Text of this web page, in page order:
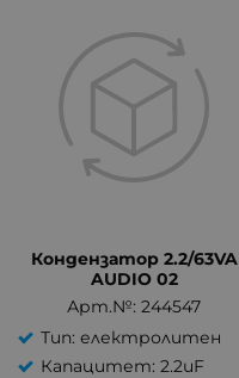
Кондензатор 2.2/63VA
AUDIO 02
Арт.№: 244547
Тип: електролитен
Капацитет: 2.2uF